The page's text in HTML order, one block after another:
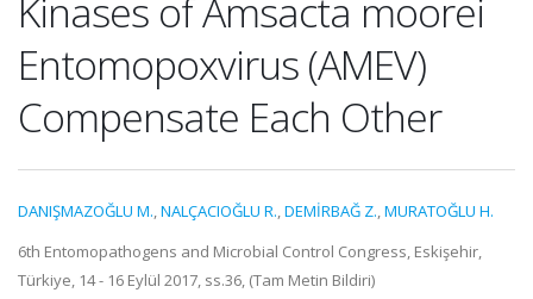
Kinases of Amsacta moorei
Entomopoxvirus (AMEV)
Compensate Each Other
DANIŞMAZOĞLU M.,NALÇACIOĞLU R.,DEMİRBAĞ Z.,MURATOĞLU H.
6th Entomopathogens and Microbial Control Congress, Eskişehir,
Türkiye, 14 - 16 Eylül 2017, ss.36, (Tam Metin Bildiri)